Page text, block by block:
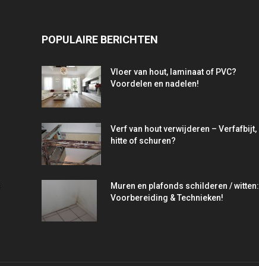
POPULAIRE BERICHTEN
Vloer van hout, laminaat of PVC?
Voordelen en nadelen!
Verf van hout verwijderen – Verfafbijt,
hitte of schuren?
Muren en plafonds schilderen / witten:
Voorbereiding & Technieken!